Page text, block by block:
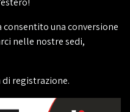
consentito una conversione
nelle nostre sedi,
registrazione.